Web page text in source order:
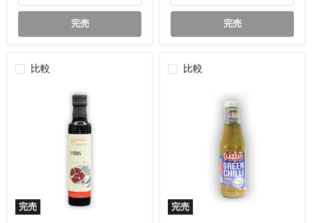
完売
ト
ツ
340
g
完売
比較
完売
比較
完売